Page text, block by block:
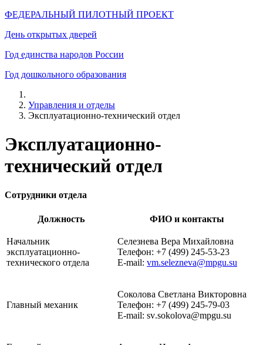
ФЕДЕРАЛЬНЫЙ ПИЛОТНЫЙ ПРОЕКТ
День открытых дверей
Год единства народов России
Год дошкольного образования
Управления и отделы
Эксплуатационно-технический отдел
Эксплуатационно-
технический отдел
Сотрудники отдела
Должность ФИО и контакты
Начальник
эксплуатационно-
технического отдела
Селезнева Вера Михайловна
Телефон: +7 (499) 245-53-23
E-mail: vm.selezneva@mpgu.su
Главный механик
Соколова Светлана Викторовна
Телефон: +7 (499) 245-79-03
E-mail: sv.sokolova@mpgu.su